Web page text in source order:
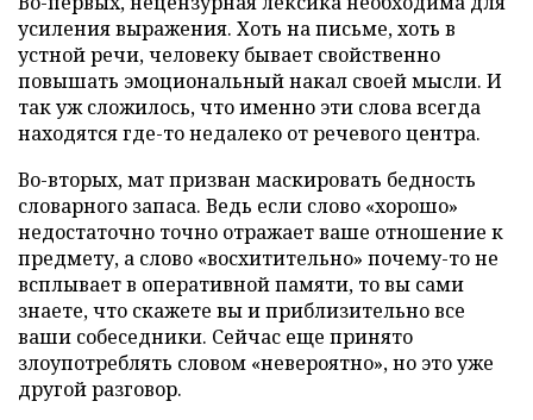
усиления выражения. Хоть на письме, хоть в
устной речи, человеку бывает свойственно
повышать эмоциональный накал своей мысли. И
так уж сложилось, что именно эти слова всегда
находятся где-то недалеко от речевого центра.
Во-вторых, мат призван маскировать бедность
словарного запаса. Ведь если слово «хорошо»
недостаточно точно отражает ваше отношение к
предмету, а слово «восхитительно» почему-то не
всплывает в оперативной памяти, то вы сами
знаете, что скажете вы и приблизительно все
ваши собеседники. Сейчас еще принято
злоупотреблять словом «невероятно», но это уже
другой разговор.